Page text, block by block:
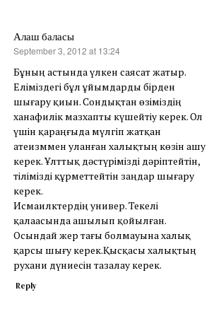
Алаш баласы
says:
September 3, 2012 at 13:24
Бұның астында үлкен саясат жатыр.
Еліміздегі бұл ұйымдарды бірден
шығару қиын. Сондықтан өзіміздің
ханафилік мазхапты күшейтіу керек. Ол
үшін қараңғыда мүлгіп жатқан
атеизммен уланған халықтың көзін ашу
керек. Ұлттық дәстүрімізді дәріптейтін,
тілімізді құрметтейтін заңдар шығару
керек.
Исмаилктердің универ. Текелі
қалаасында ашылып қойылған.
Осындай жер тағы болмауына халық
қарсы шығу керек.Қысқасы халықтың
рухани дүниесін тазалау керек.
Reply